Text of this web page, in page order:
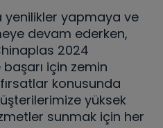
yenilikler yapmaya ve
devam ederken,
2024
için zemin
konusunda
yüksek
sunmak için her